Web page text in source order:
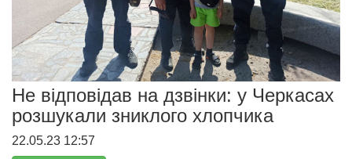
Не відповідав на дзвінки: у Черкасах
розшукали зниклого хлопчика
22.05.23 12:57